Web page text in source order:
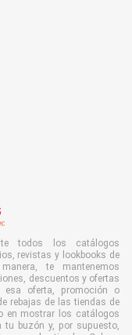
todos los catálogos
revistas y lookbooks de
te mantenemos
descuentos y ofertas
esa oferta, promoción o
rebajas de las tiendas de
en mostrar los catálogos
buzón y, por supuesto,